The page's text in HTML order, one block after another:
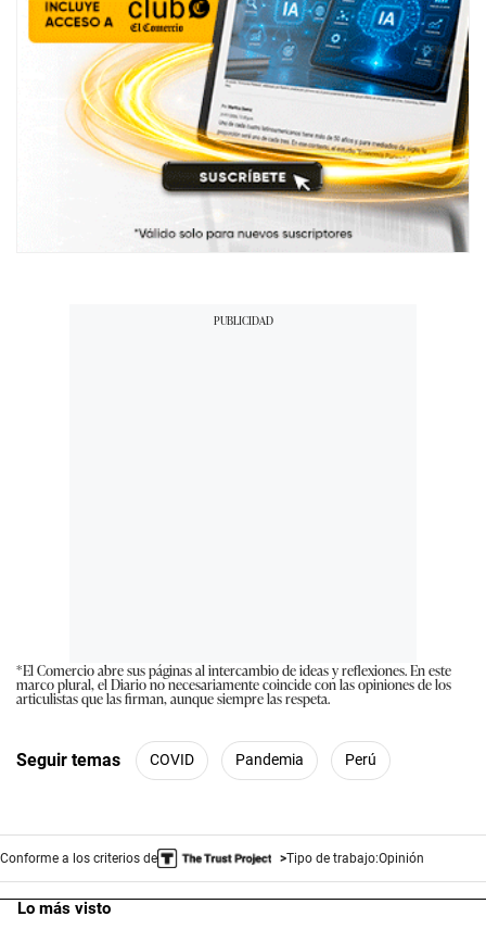
*El Comercio abre sus páginas al intercambio de ideas y reflexiones. En este
marco plural, el Diario no necesariamente coincide con las opiniones de los
articulistas que las firman, aunque siempre las respeta.
Seguir temas COVID Pandemia Perú
Conforme a los criterios de Tipo de trabajo:Opinión
Lo más visto